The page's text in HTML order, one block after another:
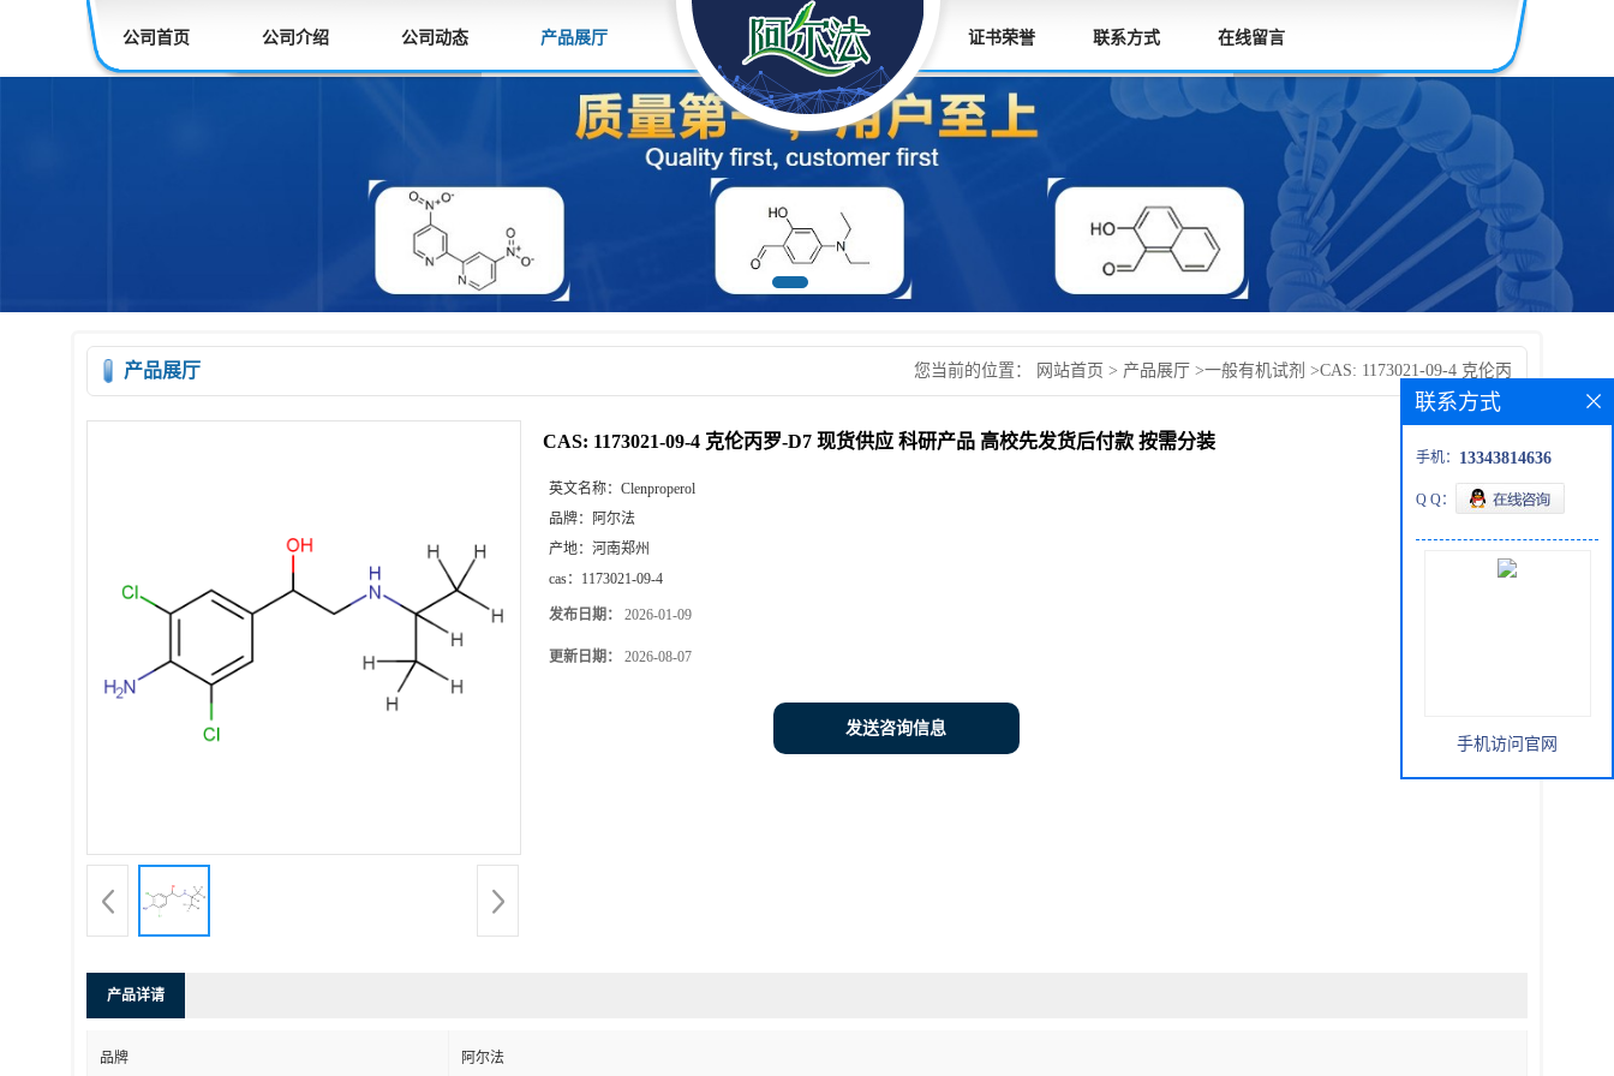
公司首页 公司介绍 公司动态 产品展厅 证书荣誉 联系方式 在线留言
产品展厅 您当前的位置： 网站首页 > 产品展厅 >一般有机试剂 >CAS: 1173021-09-4 克伦丙
CAS: 1173021-09-4 克伦丙罗-D7 现货供应 科研产品 高校先发货后付款 按需分装
英文名称： Clenproperol
品牌： 阿尔法
产地： 河南郑州
cas： 1173021-09-4
发布日期： 2026-01-09
更新日期： 2026-08-07
发送咨询信息
产品详请
品牌 阿尔法
联系方式
手机： 13343814636
Q Q：
手机访问官网